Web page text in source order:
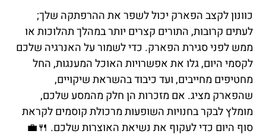
כוונון לקצב הפארק יכול לשפר את ההרפתקה שלך;
לעתים קרובות, התורים קצרים יותר במהלך תהלוכות או
ממש לפני סגירת הפארק. כדי לשמור על האנרגיה שלכם
לקסמי היום, גלו את אפשרויות האוכל המענגות, החל
מחטיפים מחייבים, ועד כיבוד בהשראת שיקויים,
שהפארק מציג. אם מזכרות הן חלק מהמסע שלכם,
מומלץ לבקר בחנויות השופעות מרכולת קוסמים לקראת
סוף היום כדי לעקוף את נשיאת האוצרות שלכם. 🍴💼